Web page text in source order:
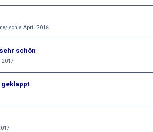
Ischia April 2018
schön
2017